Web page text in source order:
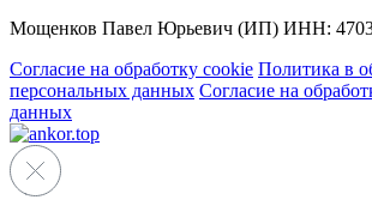
Мощенков Павел Юрьевич (ИП) ИНН:
Согласие на обработку cookie Политика в
персональных данных Согласие на
данных